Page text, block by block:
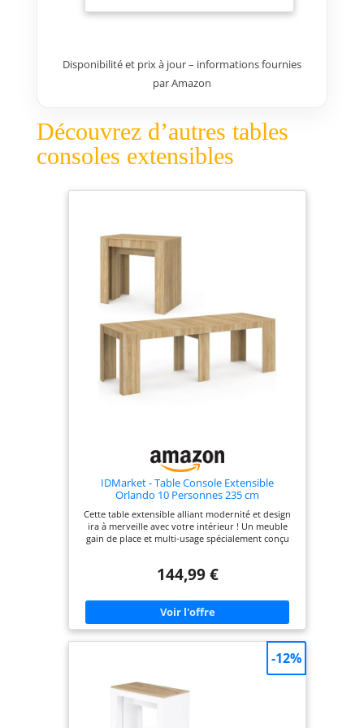
qualité avec 5 rallonges
Disponibilité et prix à jour – informations fournies
par Amazon
Découvrez d’autres tables
consoles extensibles
IDMarket - Table Console Extensible
Orlando 10 Personnes 235 cm
Cette table extensible alliant modernité et design
ira à merveille avec votre intérieur ! Un meuble
gain de place et multi-usage spécialement conçu
console d'entrée ! Grâce à ses 4 rallonges de 47 cm
à l'autre. Dim. globales : Longueur 235 - 80 cm x
largeur 80 - 45 cm x Hauteur 75 cm. Capacité 10
personnes.
144,99 €
-12%